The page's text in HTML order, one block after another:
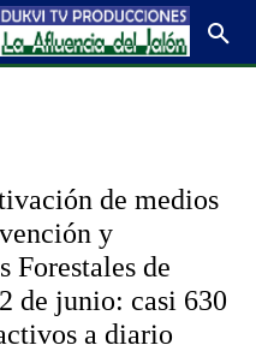
de medios
y
Forestales de
de junio: casi 630
a diario